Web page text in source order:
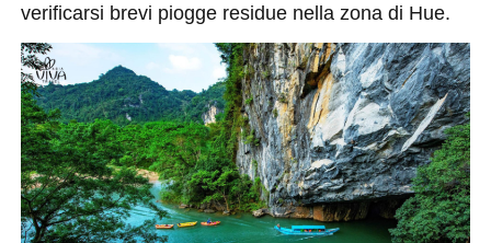
verificarsi brevi piogge residue nella zona di Hue.